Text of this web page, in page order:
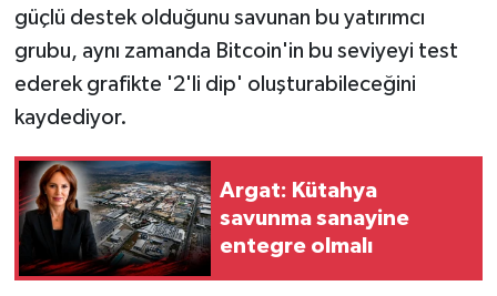
güçlü destek olduğunu savunan bu yatırımcı
grubu, aynı zamanda Bitcoin'in bu seviyeyi test
ederek grafikte '2'li dip' oluşturabileceğini
kaydediyor.
Argat: Kütahya
savunma sanayine
entegre olmalı